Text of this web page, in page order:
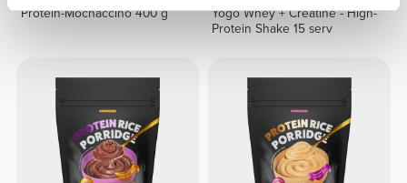
Protein-Mochaccino 400 g
Yogo Whey + Creatine - High-
Protein Shake 15 serv